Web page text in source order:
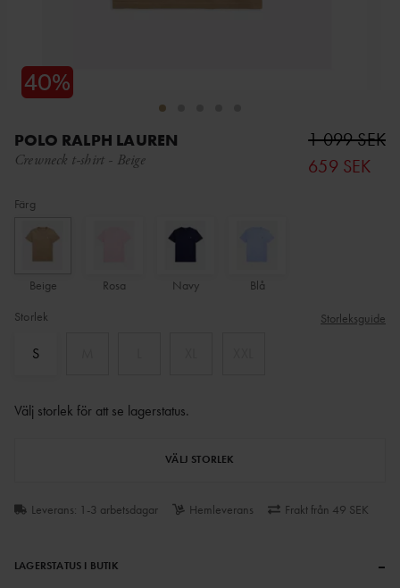
POLO RALPH LAUREN
Crewneck t-shirt - Beige
1 099 SEK
659 SEK
Färg
Beige Rosa Navy
Blå
Storlek
Storleksguide
S
Välj storlek för att se lagerstatus.
VÄLJ STORLEK
Leverans: 1-3 arbetsdagar Hemleverans Frakt från 49 SEK
LAGERSTATUS I BUTIK –